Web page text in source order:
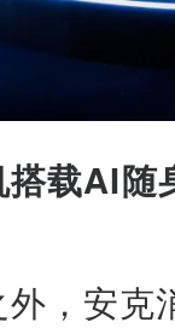
载AI随
，安